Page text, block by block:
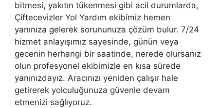
bitmesi, yakıtın tükenmesi gibi acil durumlarda,
Çiftecevizler Yol Yardım ekibimiz hemen
yanınıza gelerek sorununuza çözüm bulur. 7/24
hizmet anlayışımız sayesinde, günün veya
gecenin herhangi bir saatinde, nerede olursanız
olun profesyonel ekibimizle en kısa sürede
yanınızdayız. Aracınızı yeniden çalışır hale
getirerek yolculuğunuza güvenle devam
etmenizi sağlıyoruz.